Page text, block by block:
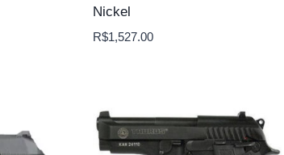
Nickel
R$1,527.00